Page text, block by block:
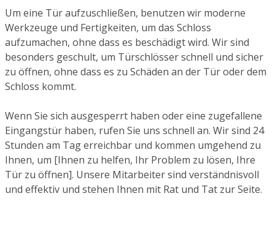
Um eine Tür aufzuschließen, benutzen wir moderne
Werkzeuge und Fertigkeiten, um das Schloss
aufzumachen, ohne dass es beschädigt wird. Wir sind
besonders geschult, um Türschlösser schnell und sicher
zu öffnen, ohne dass es zu Schäden an der Tür oder dem
Schloss kommt.
Wenn Sie sich ausgesperrt haben oder eine zugefallene
Eingangstür haben, rufen Sie uns schnell an. Wir sind 24
Stunden am Tag erreichbar und kommen umgehend zu
Ihnen, um [Ihnen zu helfen, Ihr Problem zu lösen, Ihre
Tür zu öffnen]. Unsere Mitarbeiter sind verständnisvoll
und effektiv und stehen Ihnen mit Rat und Tat zur Seite.